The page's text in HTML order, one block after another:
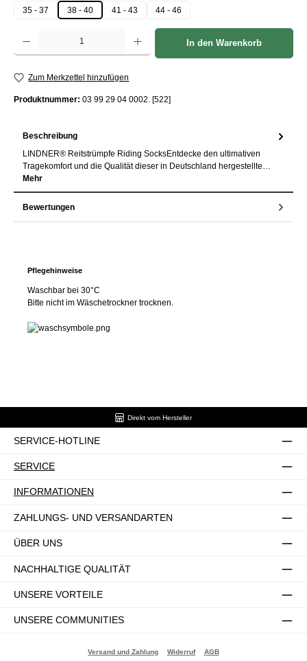
35 - 37 38 - 40 41 - 43 44 - 46
Produkt Anzahl: Gib den gewünschten Wert ein oder benutze die Schaltflächen um die
In den Warenkorb
Zum Merkzettel hinzufügen
Produktnummer: 03 99 29 04 0002. [522]
Beschreibung
LINDNER® Reitstrümpfe Riding SocksEntdecke den ultimativen
Tragekomfort und die Qualität dieser in Deutschland hergestellte…
Mehr
Bewertungen
Pflegehinweise
Waschbar bei 30°C
Bitte nicht im Wäschetrockner trocknen.
Direkt vom Hersteller
SERVICE-HOTLINE
SERVICE
INFORMATIONEN
ZAHLUNGS- UND VERSANDARTEN
ÜBER UNS
NACHHALTIGE QUALITÄT
UNSERE VORTEILE
UNSERE COMMUNITIES
Versand und Zahlung Widerruf AGB